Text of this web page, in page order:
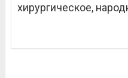
хирургическое,